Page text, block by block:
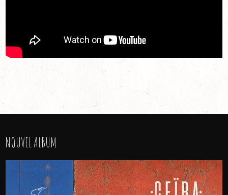
NOUVEL ALBUM